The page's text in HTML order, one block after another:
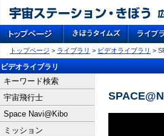
トップページ > ライブラリ > ビデオライブラリ >
ビデオライブラリ
キーワード検索
宇宙飛行士
Space Navi@Kibo
ミッション